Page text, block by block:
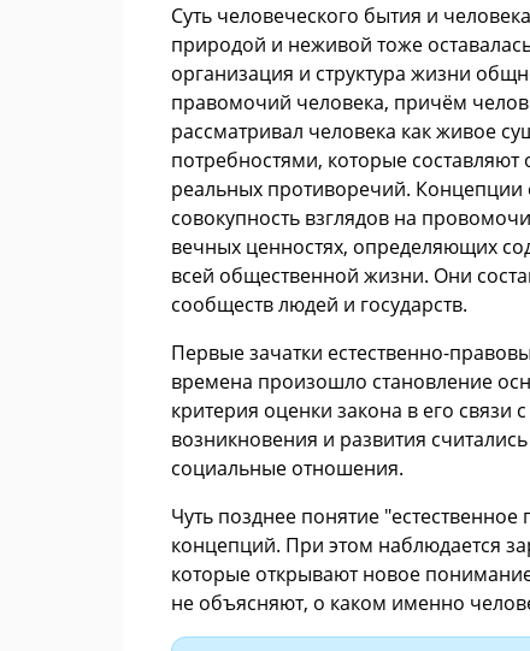
Суть человеческого бытия и
природой и неживой тоже
организация и структура жизни
правомочий человека, причём
рассматривал человека как живое
потребностями, которые
реальных противоречий. Концепции
совокупность взглядов на
вечных ценностях, определяющих
всей общественной жизни. Они
сообществ людей и государств.
Первые зачатки естественно-
времена произошло становление
критерия оценки закона в его
возникновения и развития
социальные отношения.
Чуть позднее понятие
концепций. При этом наблюдается
которые открывают новое
не объясняют, о каком именно